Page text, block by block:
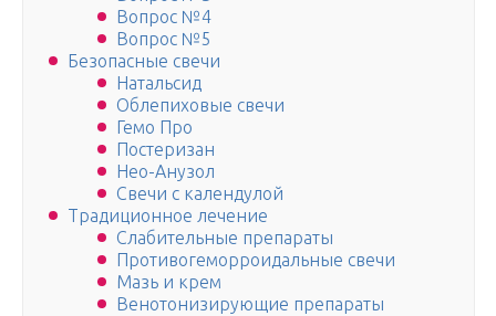
Вопрос №4
Вопрос №5
Безопасные свечи
Натальсид
Облепиховые свечи
Гемо Про
Постеризан
Нео-Анузол
Свечи с календулой
Традиционное лечение
Слабительные препараты
Противогеморроидальные свечи
Мазь и крем
Венотонизирующие препараты